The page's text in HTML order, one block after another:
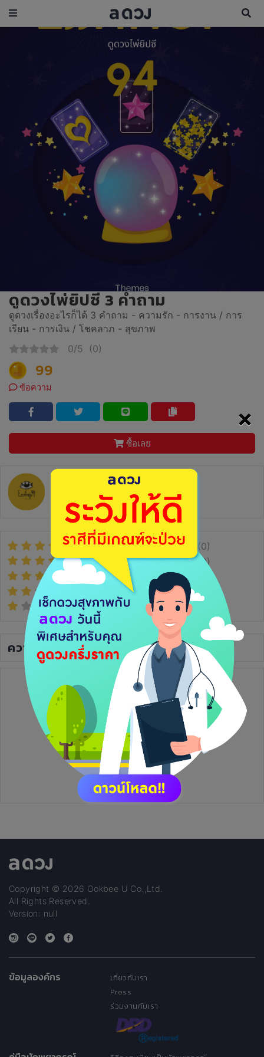
×
ดูดวงไพ่ยิปซี 3 คำถาม
ดูดวงเรื่องอะไรก็ได้ 3 คำถาม - ความรัก - การงาน / การ
เรียน - การเงิน / โชคลาภ - สุขภาพ
0/5
(0)
99
ข้อความ
ซื้อเลย
esshop94tarot
อัตราการตอบ 0% ตอบกลับ : -
(0)
(0)
(0)
ความเห็น(0)
ยังไม่มีความเห็น
Copyright © 2026 Ookbee U Co.,Ltd.
All Rights Reserved.
Version: null
ข้อมูลองค์กร
เกี่ยวกับเรา
Press
ร่วมงานกับเรา